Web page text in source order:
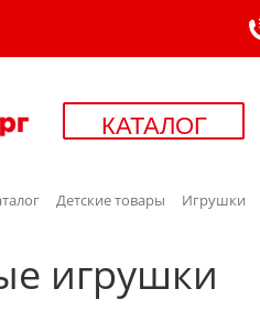
КАТАЛОГ
Детские товары Игрушки
игрушки